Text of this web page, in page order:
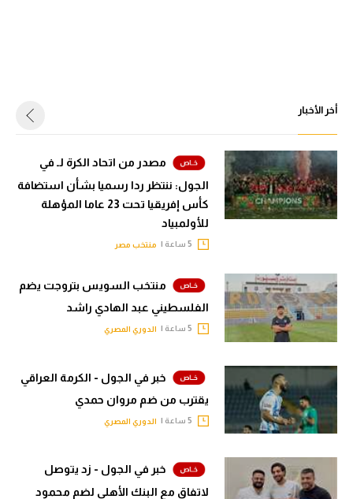
أخر الأخبار
مصدر من اتحاد الكرة لـ في
الجول: ننتظر ردا رسميا بشأن استضافة
كأس إفريقيا تحت 23 عاما المؤهلة
للأولمبياد
منتخب مصر
منتخب السويس بتروجت يضم
الفلسطيني عبد الهادي راشد
الدوري المصري
خبر في الجول - الكرمة العراقي
يقترب من ضم مروان حمدي
الدوري المصري
خبر في الجول - زد يتوصل
لاتفاق مع البنك الأهلي لضم محمود